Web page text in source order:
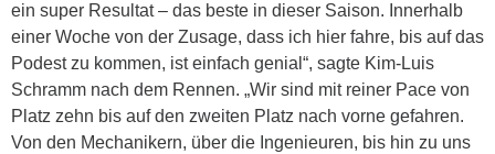
ein super Resultat – das beste in dieser Saison. Innerhalb
einer Woche von der Zusage, dass ich hier fahre, bis auf das
Podest zu kommen, ist einfach genial“, sagte Kim-Luis
Schramm nach dem Rennen. „Wir sind mit reiner Pace von
Platz zehn bis auf den zweiten Platz nach vorne gefahren.
Von den Mechanikern, über die Ingenieuren, bis hin zu uns